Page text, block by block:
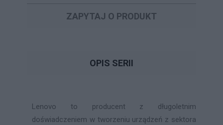
ZAPYTAJ O PRODUKT
OPIS SERII
Lenovo to producent z długoletnim
doświadczeniem w tworzeniu urządzeń z sektora